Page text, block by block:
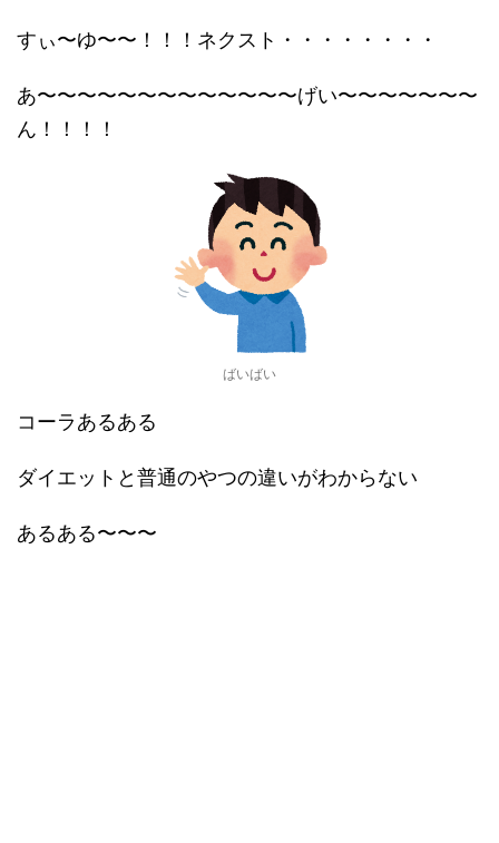
すぃ〜ゆ〜〜！！！ネクスト・・・・・・・・
あ〜〜〜〜〜〜〜〜〜〜〜〜〜げい〜〜〜〜〜〜〜
ん！！！！
ばいばい
コーラあるある
ダイエットと普通のやつの違いがわからない
あるある〜〜〜